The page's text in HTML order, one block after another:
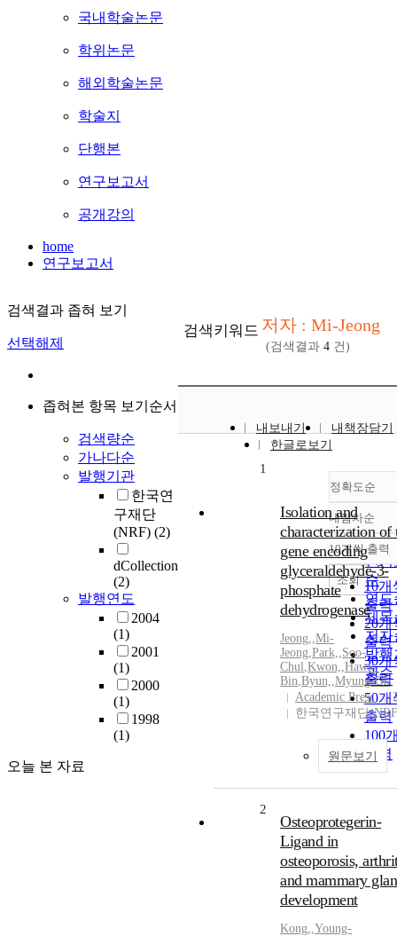
국내학술논문
학위논문
해외학술논문
학술지
단행본
연구보고서
공개강의
home
연구보고서
검색결과 좁혀 보기
선택해제
좁혀본 항목 보기순서
검색량순
가나다순
발행기관
한국연
구재단
(NRF) (2)
dCollection
(2)
발행연도
2004
(1)
2001
(1)
2000
(1)
1998
(1)
오늘 본 자료
검색키워드 저자 : Mi-Jeong
(검색결과 4 건)
내보내기
내책장담기
한글로보기
정확도순
정확
순
인기
순
연도
제목
저자
발행
관순
내림차순
내림
10개씩 출력
10개
출력
20개
출력
30개
출력
50개
출력
100
출력
조회
1
Isolation and
characterization of
gene encoding
glyceraldehyde-3-
phosphate
dehydrogenase
Jeong,,Mi-
Jeong,Park,,Soo-
Chul,Kwon,,Hawk-
Bin,Byun,,Myung-Ok
Academic Press
한국연구재단
원문보기
2
Osteoprotegerin-
Ligand in
osteoporosis,
and mammary
development
Kong,,Young-